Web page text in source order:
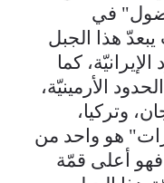
في
هذا الجبل
الإيرانيّة، كما
عن الحدود الأرمينيّة،
وتركيا،
هو واحد من
فهو أعلى قمّة